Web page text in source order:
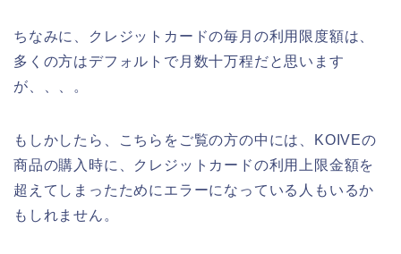
ちなみに、クレジットカードの毎月の利用限度額は、
多くの方はデフォルトで月数十万程だと思います
が、、、。
もしかしたら、こちらをご覧の方の中には、KOIVEの
商品の購入時に、クレジットカードの利用上限金額を
超えてしまったためにエラーになっている人もいるか
もしれません。